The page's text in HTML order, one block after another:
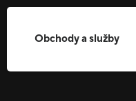
Obchody a služby